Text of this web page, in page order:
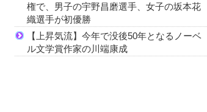
権で、男子の宇野昌磨選手、女子の坂本花
織選手が初優勝
【上昇気流】今年で没後50年となるノーベ
ル文学賞作家の川端康成